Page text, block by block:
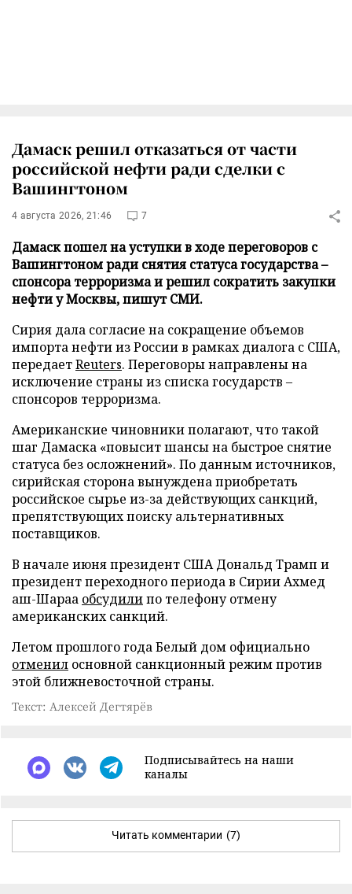
Дамаск решил отказаться от части
российской нефти ради сделки с
Вашингтоном
4 августа 2026, 21:46 7
Дамаск пошел на уступки в ходе переговоров с
Вашингтоном ради снятия статуса государства –
спонсора терроризма и решил сократить закупки
нефти у Москвы, пишут СМИ.
Сирия дала согласие на сокращение объемов
импорта нефти из России в рамках диалога с США,
передаетReuters. Переговоры направлены на
исключение страны из списка государств –
спонсоров терроризма.
Американские чиновники полагают, что такой
шаг Дамаска «повысит шансы на быстрое снятие
статуса без осложнений». По данным источников,
сирийская сторона вынуждена приобретать
российское сырье из-за действующих санкций,
препятствующих поиску альтернативных
поставщиков.
В начале июня президент США Дональд Трамп и
президент переходного периода в Сирии Ахмед
аш-Шараа обсудилипо телефону отмену
американских санкций.
Летом прошлого года Белый дом официально
отменил основной санкционный режим против
этой ближневосточной страны.
Текст: Алексей Дегтярёв
Подписывайтесь на наши
каналы
Читать комментарии (7)